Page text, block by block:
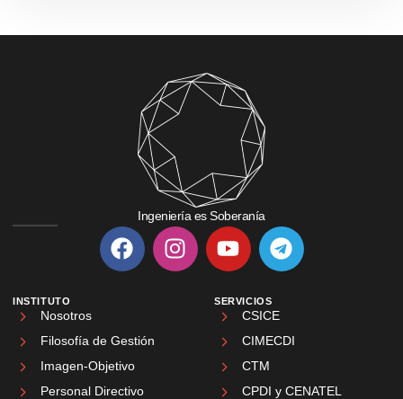
Ingeniería es Soberanía
INSTITUTO
Nosotros
Filosofía de Gestión
Imagen-Objetivo
Personal Directivo
SERVICIOS
CSICE
CIMECDI
CTM
CPDI y CENATEL